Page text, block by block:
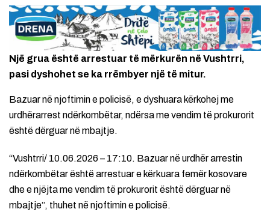
Një grua është arrestuar të mërkurën në Vushtrri,
pasi dyshohet se ka rrëmbyer një të mitur.
Bazuar në njoftimin e policisë, e dyshuara kërkohej me
urdhërarrest ndërkombëtar, ndërsa me vendim të prokurorit
është dërguar në mbajtje.
“Vushtrri/ 10.06.2026 – 17:10. Bazuar në urdhër arrestin
ndërkombëtar është arrestuar e kërkuara femër kosovare
dhe e njëjta me vendim të prokurorit është dërguar në
mbajtje”, thuhet në njoftimin e policisë.